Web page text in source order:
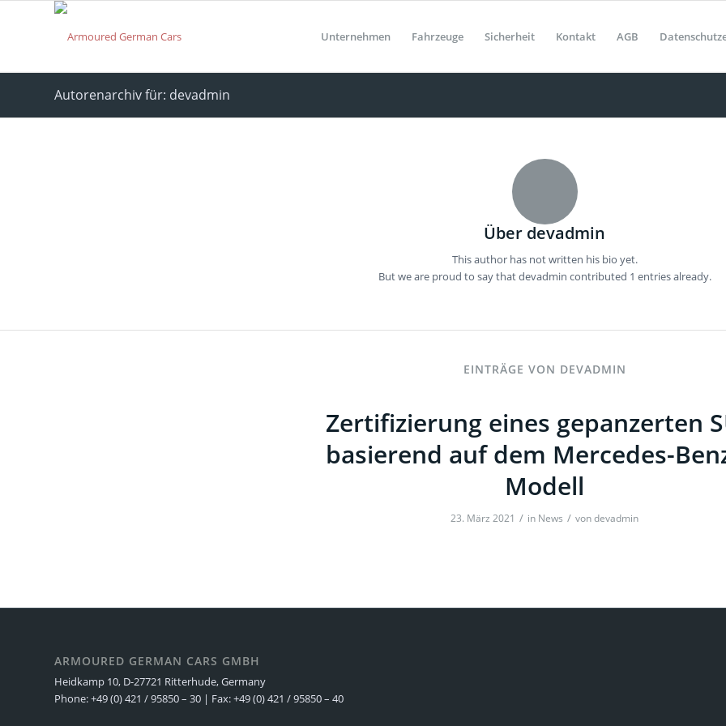
Unternehmen Fahrzeuge Sicherheit Kontakt AGB
Autorenarchiv für: devadmin
Über devadmin
This author has not written his bio yet.
But we are proud to say thatdevadmin contributed 1 entries already.
EINTRÄGE VON DEVADMIN
Zertifizierung eines gepanzerten
basierend auf dem Mercedes-
Modell
23. März 2021 / in News / vondevadmin
ARMOURED GERMAN CARS GMBH
Heidkamp 10, D-27721 Ritterhude, Germany
Phone: +49 (0) 421 / 95850 – 30 | Fax: +49 (0) 421 / 95850 – 40